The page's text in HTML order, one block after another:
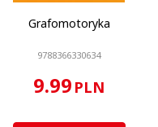
Grafomotoryka
9788366330634
9.99 PLN